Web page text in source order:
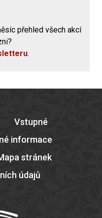
přehled všech akcí
.
Vstupné
informace
stránek
údajů